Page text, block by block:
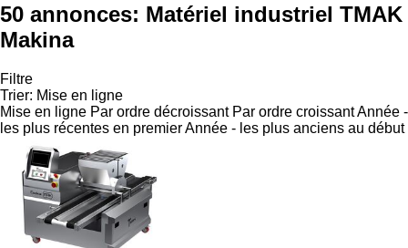
50 annonces: Matériel industriel TMAK
Makina
Filtre
Trier: Mise en ligne
Mise en ligne Par ordre décroissant Par ordre croissantAnnée -
les plus récentes en premierAnnée - les plus anciens au début